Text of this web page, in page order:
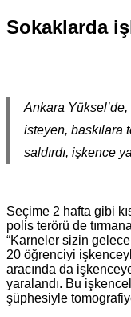
Sokaklarda
Ankara Yüksel’de,
isteyen, baskılara
saldırdı, işkence
Seçime 2 hafta gibi
polis terörü de
“Karneler sizin
20 öğrenciyi
aracında da
yaralandı. Bu
şüphesiyle